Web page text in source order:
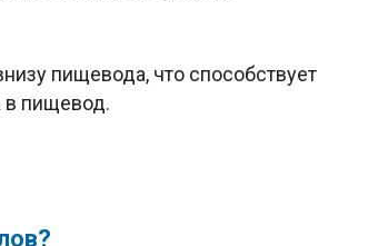
пищевода, что способствует
в пищевод.